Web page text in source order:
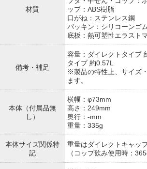
材質
ップ：ABS樹脂
口がね：ステンレス鋼
パッキン：シリコーンゴム
底板：熱可塑性エラスト
備考・補足
容量：ダイレクトタイプ
タイプ 約0.57L
※製品の特性上、サイズ
ます。
本体（付属品無
し）
横幅：φ73mm
高さ：249mm
奥行：-mm
重量：335g
本体サイズ関係特
記
重量はダイレクトキャッ
（コップ飲み使用時：